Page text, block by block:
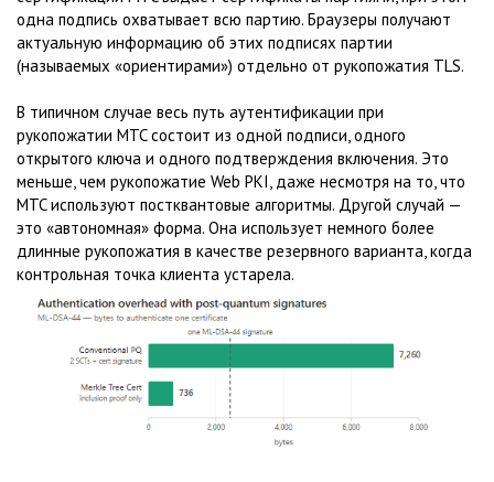
одна подпись охватывает всю партию. Браузеры получают
актуальную информацию об этих подписях партии
(называемых «ориентирами») отдельно от рукопожатия TLS.
В типичном случае весь путь аутентификации при
рукопожатии MTC состоит из одной подписи, одного
открытого ключа и одного подтверждения включения. Это
меньше, чем рукопожатие Web PKI, даже несмотря на то, что
MTC используют постквантовые алгоритмы. Другой случай —
это «автономная» форма. Она использует немного более
длинные рукопожатия в качестве резервного варианта, когда
контрольная точка клиента устарела.